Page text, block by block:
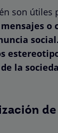
son útiles
o
social.
la